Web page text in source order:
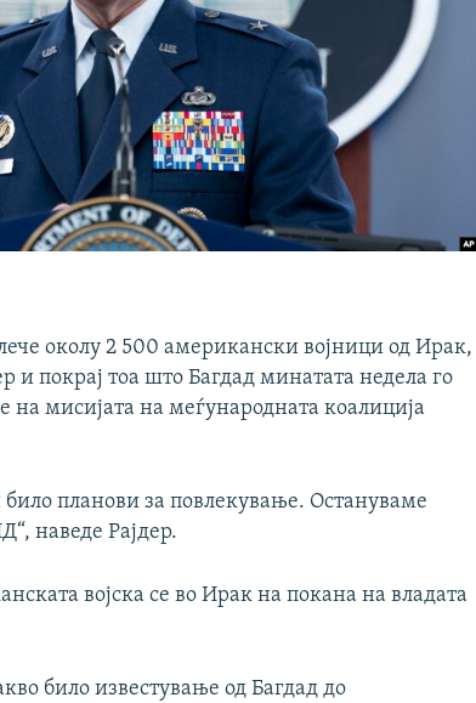
околу 2 500 американски војници од Ирак,
и покрај тоа што Багдад минатата недела го
на мисијата на меѓународната коалиција
планови за повлекување. Остануваме
наведе Рајдер.
војска се во Ирак на покана на владата
било известување од Багдад до